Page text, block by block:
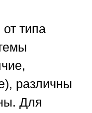
типа
различны
Для